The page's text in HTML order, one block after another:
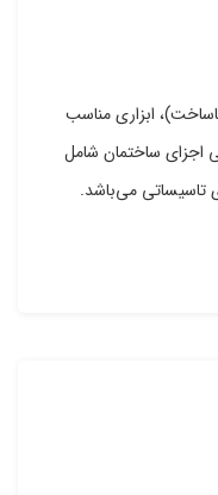
ابزاري مناسب
ساختمان شامل
تاسیساتی مي‌باشد.